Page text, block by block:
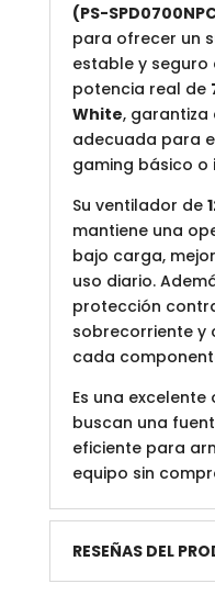
(PS-
para ofrecer un
estable y seguro
potencia real de
White, garantiza
adecuada para
gaming básico o
Su ventilador de
mantiene una
bajo carga,
uso diario.
protección
sobrecorriente y
cada
Es una
buscan una
eficiente para
equipo sin
RESEÑAS DEL